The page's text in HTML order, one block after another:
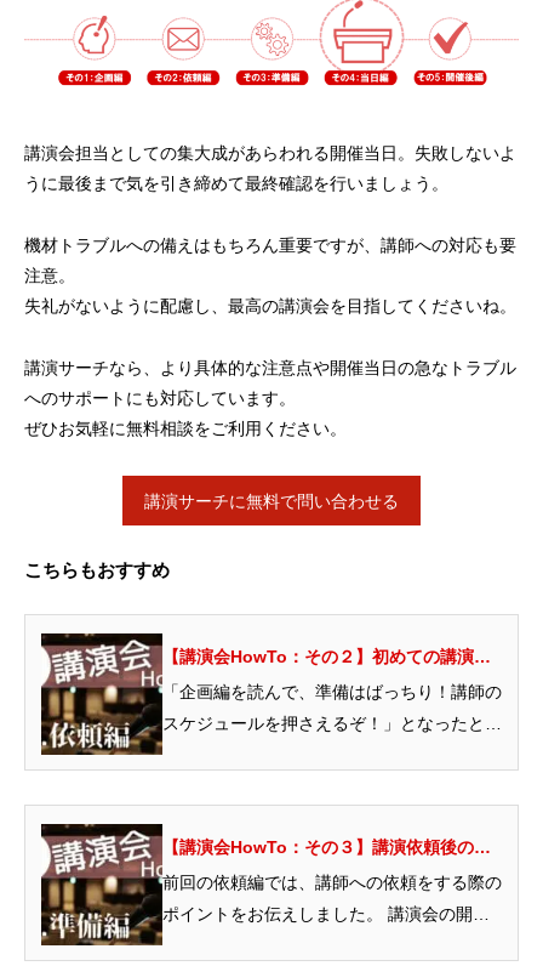
講演会担当としての集大成があらわれる開催当日。失敗しないよ
うに最後まで気を引き締めて最終確認を行いましょう。
機材トラブルへの備えはもちろん重要ですが、講師への対応も要
注意。
失礼がないように配慮し、最高の講演会を目指してくださいね。
講演サーチなら、より具体的な注意点や開催当日の急なトラブル
へのサポートにも対応しています。
ぜひお気軽に無料相談をご利用ください。
講演サーチに無料で問い合わせる
こちらもおすすめ
【講演会HowTo：その２】初めての講演会
で間違えやすい「講演依頼」の方法とポイン
左右する
「企画編を読んで、準備はばっちり！講師の
スケジュールを押さえるぞ！」となったとし
【講演会HowTo：その３】講演依頼後の
「準備期間」ですべきこと！当日に向けて準
前回の依頼編では、講師への依頼をする際の
ポイントをお伝えしました。 講演会の開催